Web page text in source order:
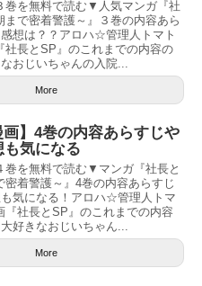
無料で読む▼人気マンガ『社
まで密着警護～』３巻の内容あら
想は？？アロハ☆管理人トマト
社長とSP』のこれまでの内容の
おじいちゃんの入院...
More
】4巻の内容あらすじや
気になる
無料で読む▼マンガ『社長と
密着警護～』4巻の内容あらすじ
気になる！アロハ☆管理人トマ
『社長とSP』のこれまでの内容
好きなおじいちゃん...
More